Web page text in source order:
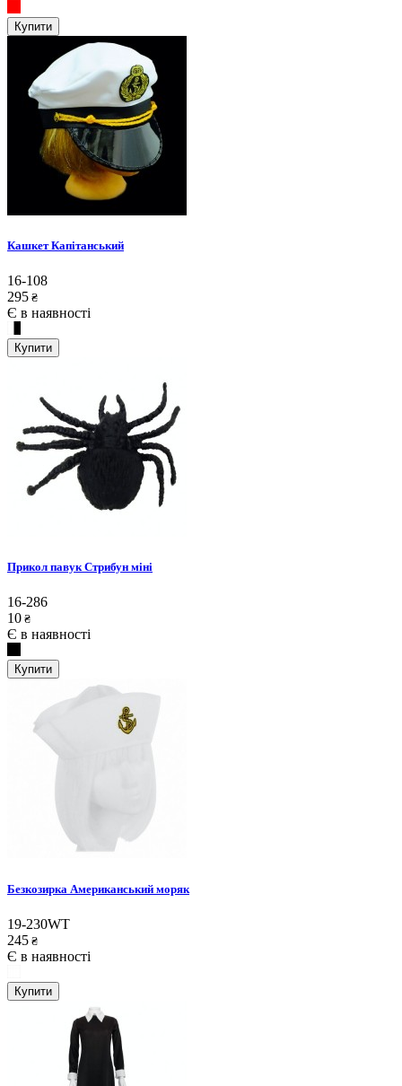
Купити
Кашкет Капітанський
16-108
295 ₴
Є в наявності
Купити
Прикол павук Стрибун міні
16-286
10 ₴
Є в наявності
Купити
Безкозирка Американський моряк
19-230WT
245 ₴
Є в наявності
Купити